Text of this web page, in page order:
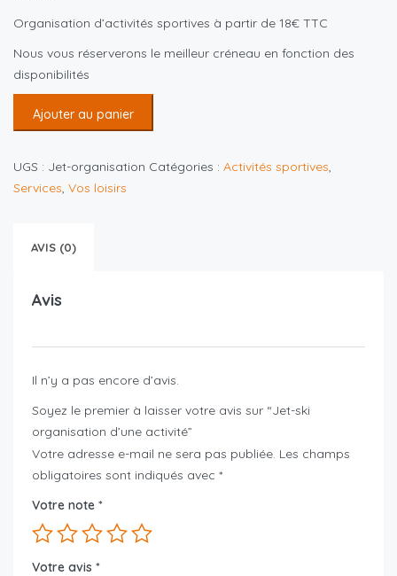
Organisation d’activités sportives à partir de 18€ TTC
Nous vous réserverons le meilleur créneau en fonction des
disponibilités
Ajouter au panier
UGS : Jet-organisation Catégories : Activités sportives
Services Vos loisirs
AVIS (0)
Avis
Il n’y a pas encore d’avis.
Soyez le premier à laisser votre avis sur “Jet-ski
organisation d’une activité”
Votre adresse e-mail ne sera pas publiée. Les champs
obligatoires sont indiqués avec *
Votre note *
Votre avis *